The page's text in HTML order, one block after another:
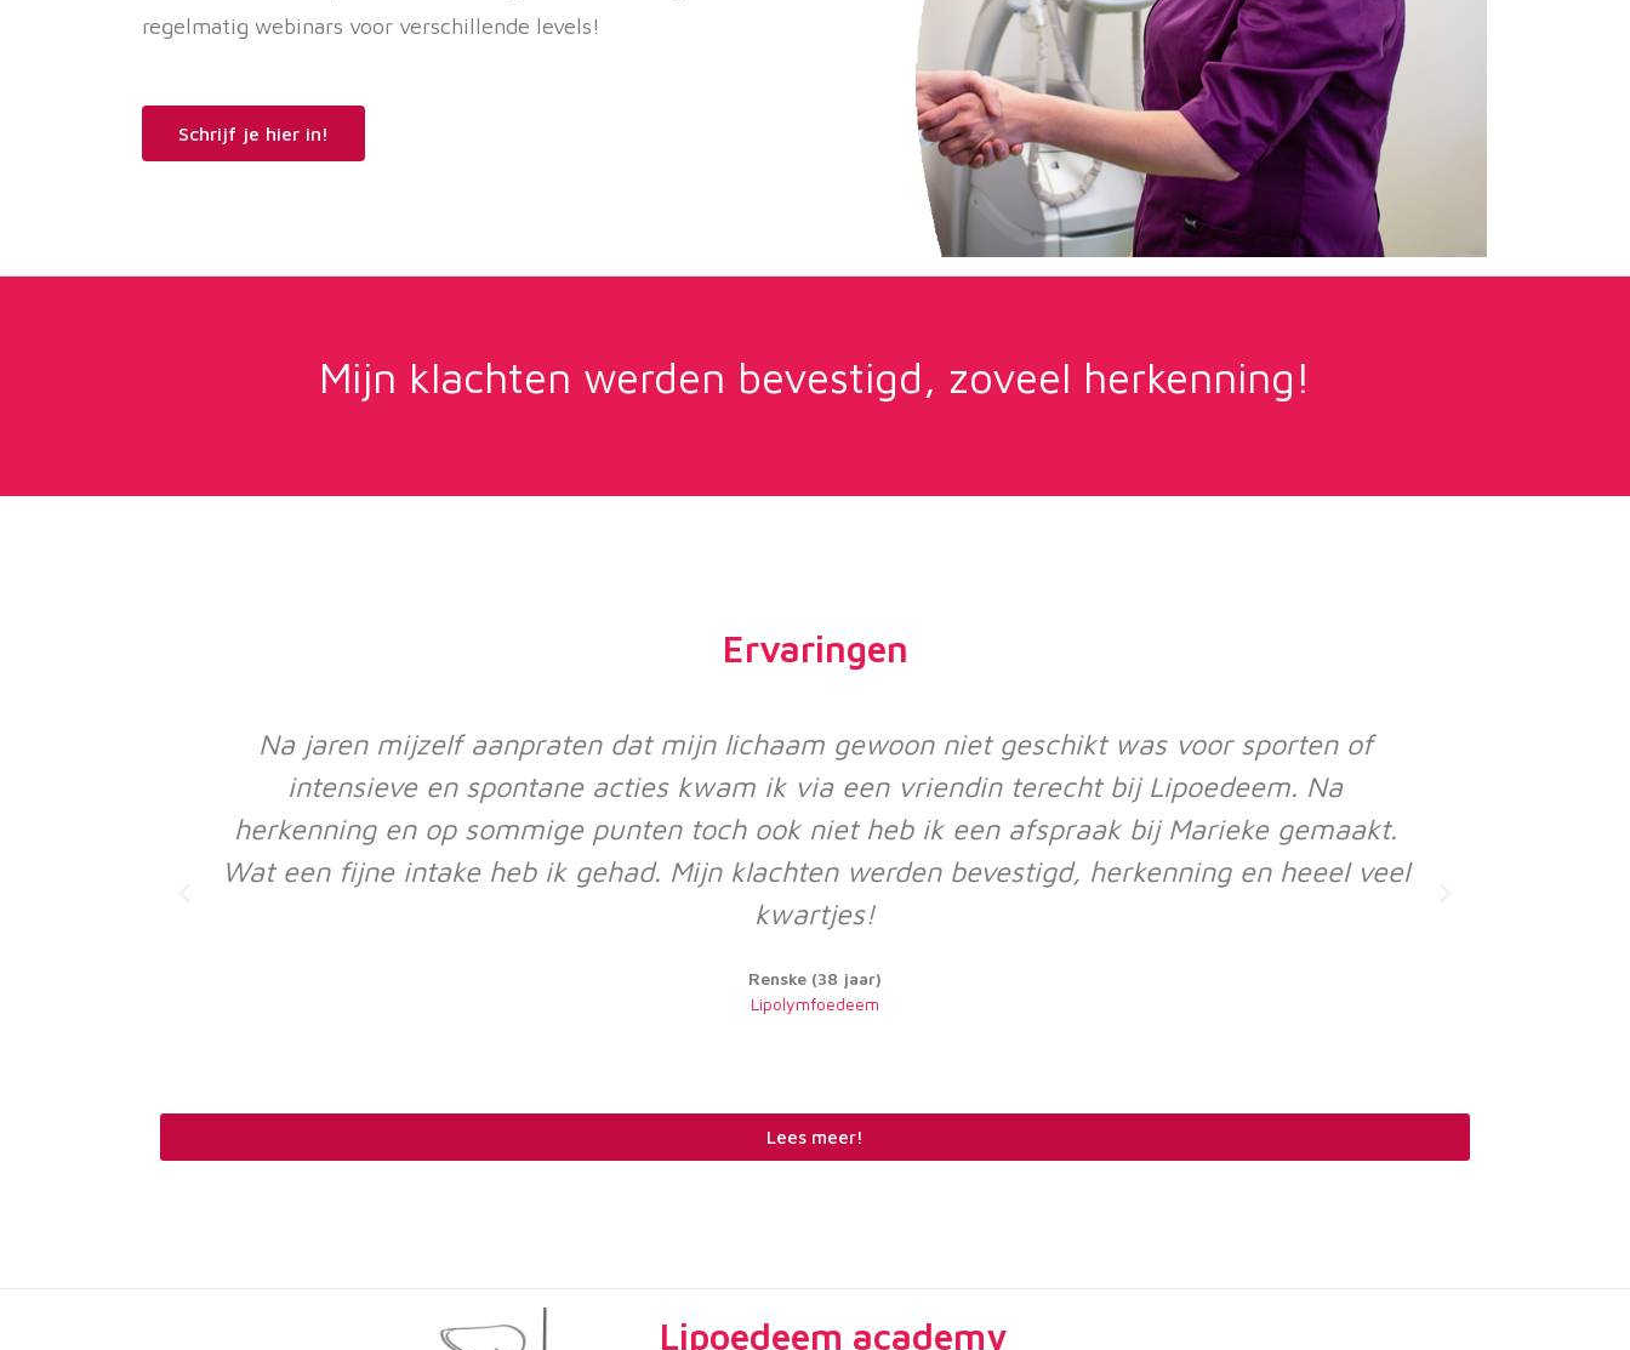
regelmatig webinars voor verschillende levels!
Schrijf je hier in!
Mijn klachten werden bevestigd, zoveel herkenning!
Ervaringen
Na jaren mijzelf aanpraten dat mijn lichaam gewoon niet geschikt was voor sporten of
intensieve en spontane acties kwam ik via een vriendin terecht bij Lipoedeem. Na
herkenning en op sommige punten toch ook niet heb ik een afspraak bij Marieke gemaakt.
Wat een fijne intake heb ik gehad. Mijn klachten werden bevestigd, herkenning en heeel veel
kwartjes!
Renske (38 jaar)
Lipolymfoedeem
Lees meer!
Lipoedeem academy